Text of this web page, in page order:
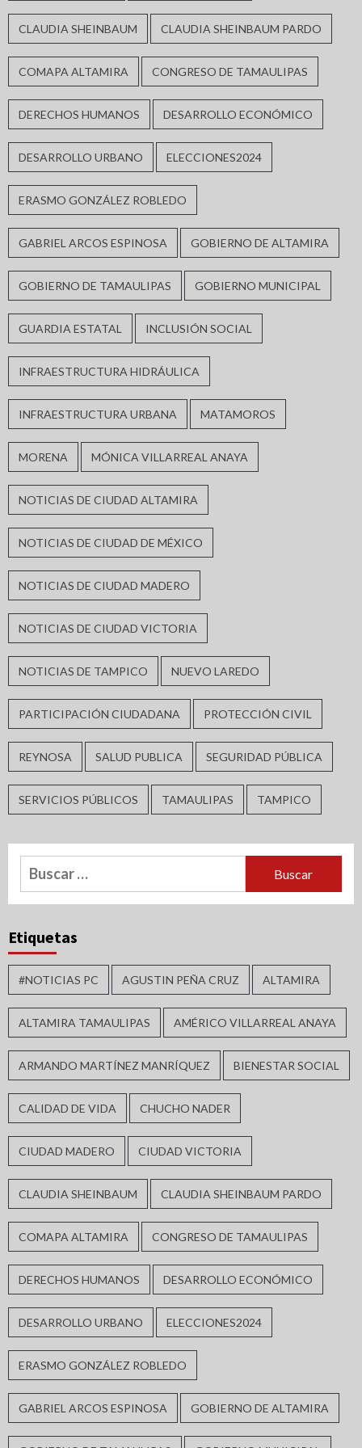
CLAUDIA SHEINBAUM CLAUDIA SHEINBAUM PARDO
COMAPA ALTAMIRA CONGRESO DE TAMAULIPAS
DERECHOS HUMANOS DESARROLLO ECONÓMICO
DESARROLLO URBANO ELECCIONES2024
ERASMO GONZÁLEZ ROBLEDO
GABRIEL ARCOS ESPINOSA GOBIERNO DE ALTAMIRA
GOBIERNO DE TAMAULIPAS GOBIERNO MUNICIPAL
GUARDIA ESTATAL INCLUSIÓN SOCIAL
INFRAESTRUCTURA HIDRÁULICA
INFRAESTRUCTURA URBANA MATAMOROS
MORENA MÓNICA VILLARREAL ANAYA
NOTICIAS DE CIUDAD ALTAMIRA
NOTICIAS DE CIUDAD DE MÉXICO
NOTICIAS DE CIUDAD MADERO
NOTICIAS DE CIUDAD VICTORIA
NOTICIAS DE TAMPICO NUEVO LAREDO
PARTICIPACIÓN CIUDADANA PROTECCIÓN CIVIL
REYNOSA SALUD PUBLICA SEGURIDAD PÚBLICA
SERVICIOS PÚBLICOS TAMAULIPAS TAMPICO
Buscar:
Etiquetas
#NOTICIAS PC AGUSTIN PEÑA CRUZ ALTAMIRA
ALTAMIRA TAMAULIPAS AMÉRICO VILLARREAL ANAYA
ARMANDO MARTÍNEZ MANRÍQUEZ BIENESTAR SOCIAL
CALIDAD DE VIDA CHUCHO NADER
CIUDAD MADERO CIUDAD VICTORIA
CLAUDIA SHEINBAUM CLAUDIA SHEINBAUM PARDO
COMAPA ALTAMIRA CONGRESO DE TAMAULIPAS
DERECHOS HUMANOS DESARROLLO ECONÓMICO
DESARROLLO URBANO ELECCIONES2024
ERASMO GONZÁLEZ ROBLEDO
GABRIEL ARCOS ESPINOSA GOBIERNO DE ALTAMIRA